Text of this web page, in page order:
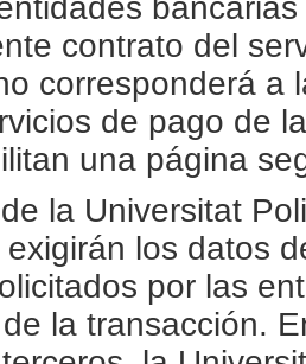
contrato del
corresponderá a
de pago de
una página
la Universitat
los datos
por las
la transacción.